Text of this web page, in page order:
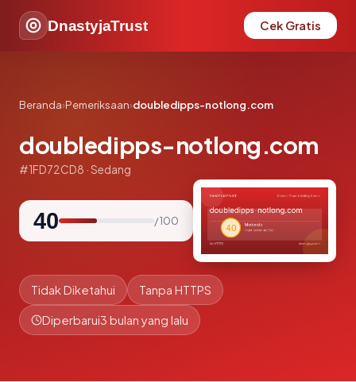
DnastyjaTrust Cek Gratis
Beranda›Pemeriksaan›doubledipps-notlong.com
doubledipps-notlong.com
#1FD72CD8 · Sedang
40 / 100
Tidak Diketahui Tanpa HTTPS
Diperbarui3 bulan yang lalu